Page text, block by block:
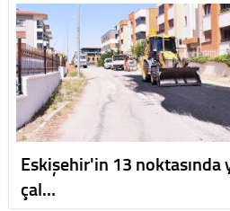
Eskişehir'in 13 noktasında
çal…